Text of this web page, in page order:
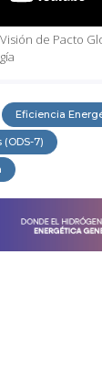
de Pacto
Eficiencia
7)